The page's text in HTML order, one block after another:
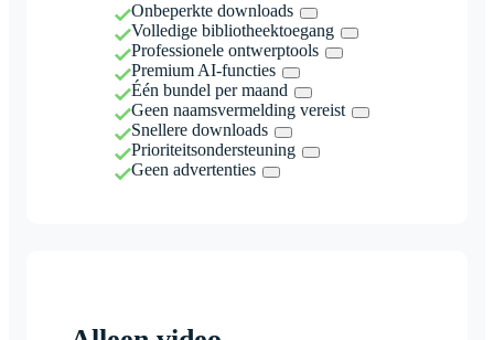
Onbeperkte downloads
Volledige bibliotheektoegang
Professionele ontwerptools
Premium AI-functies
Één bundel per maand
Geen naamsvermelding vereist
Snellere downloads
Prioriteitsondersteuning
Geen advertenties